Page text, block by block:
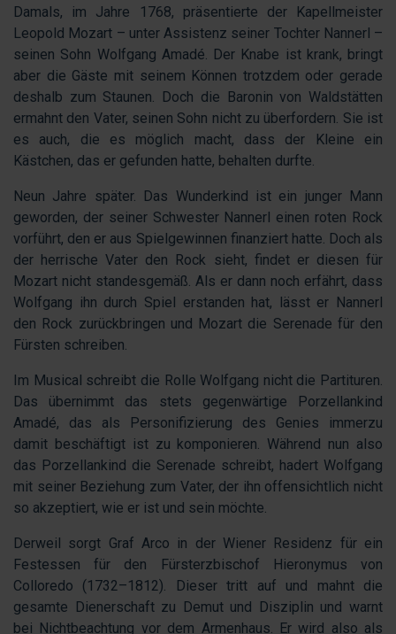
Damals, im Jahre 1768, präsentierte der Kapellmeister
Leopold Mozart – unter Assistenz seiner Tochter Nannerl –
seinen Sohn Wolfgang Amadé. Der Knabe ist krank, bringt
aber die Gäste mit seinem Können trotzdem oder gerade
deshalb zum Staunen. Doch die Baronin von Waldstätten
ermahnt den Vater, seinen Sohn nicht zu überfordern. Sie ist
es auch, die es möglich macht, dass der Kleine ein
Kästchen, das er gefunden hatte, behalten durfte.
Neun Jahre später. Das Wunderkind ist ein junger Mann
geworden, der seiner Schwester Nannerl einen roten Rock
vorführt, den er aus Spielgewinnen finanziert hatte. Doch als
der herrische Vater den Rock sieht, findet er diesen für
Mozart nicht standesgemäß. Als er dann noch erfährt, dass
Wolfgang ihn durch Spiel erstanden hat, lässt er Nannerl
den Rock zurückbringen und Mozart die Serenade für den
Fürsten schreiben.
Im Musical schreibt die Rolle Wolfgang nicht die Partituren.
Das übernimmt das stets gegenwärtige Porzellankind
Amadé, das als Personifizierung des Genies immerzu
damit beschäftigt ist zu komponieren. Während nun also
das Porzellankind die Serenade schreibt, hadert Wolfgang
mit seiner Beziehung zum Vater, der ihn offensichtlich nicht
so akzeptiert, wie er ist und sein möchte.
Derweil sorgt Graf Arco in der Wiener Residenz für ein
Festessen für den Fürsterzbischof Hieronymus von
Colloredo (1732–1812). Dieser tritt auf und mahnt die
gesamte Dienerschaft zu Demut und Disziplin und warnt
bei Nichtbeachtung vor dem Armenhaus. Er wird also als